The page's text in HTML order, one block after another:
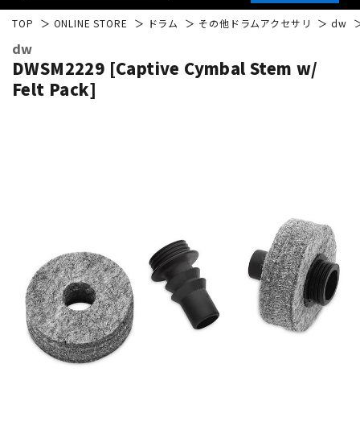
パーカッション
キーボード 電子ピアノ
管楽器
TOP ONLINE STORE ドラム その他ドラムアクセサリ dw
dw
DWSM2229 [Captive Cymbal Stem w/
Felt Pack]